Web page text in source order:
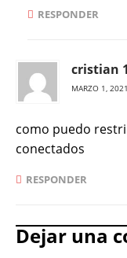
RESPONDER
cristian
MARZO 1,
como puedo
conectados
RESPONDER
Dejar una